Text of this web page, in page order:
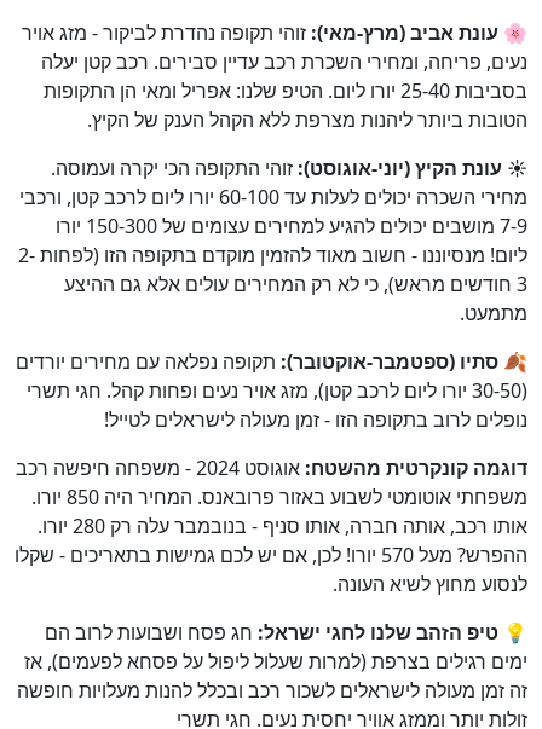
🌸 עונת אביב (מרץ-מאי): זוהי תקופה נהדרת לביקור - מזג אויר
נעים, פריחה, ומחירי השכרת רכב עדיין סבירים. רכב קטן יעלה
בסביבות 25-40 יורו ליום. הטיפ שלנו: אפריל ומאי הן התקופות
הטובות ביותר ליהנות מצרפת ללא הקהל הענק של הקיץ.
☀️ עונת הקיץ (יוני-אוגוסט): זוהי התקופה הכי יקרה ועמוסה.
מחירי השכרה יכולים לעלות עד 60-100 יורו ליום לרכב קטן, ורכבי
7-9 מושבים יכולים להגיע למחירים עצומים של 150-300 יורו
ליום! מנסיוננו - חשוב מאוד להזמין מוקדם בתקופה הזו (לפחות 2-
3 חודשים מראש), כי לא רק המחירים עולים אלא גם ההיצע
מתמעט.
🍂 סתיו (ספטמבר-אוקטובר): תקופה נפלאה עם מחירים יורדים
(30-50 יורו ליום לרכב קטן), מזג אויר נעים ופחות קהל. חגי תשרי
נופלים לרוב בתקופה הזו - זמן מעולה לישראלים לטייל!
דוגמה קונקרטית מהשטח:
אוגוסט 2024 - משפחה חיפשה רכב
משפחתי אוטומטי לשבוע באזור פרובאנס. המחיר היה 850 יורו.
אותו רכב, אותה חברה, אותו סניף - בנובמבר עלה רק 280 יורו.
ההפרש? מעל 570 יורו! לכן, אם יש לכם גמישות בתאריכים - שקלו
לנסוע מחוץ לשיא העונה.
💡 טיפ הזהב שלנו לחגי ישראל: חג פסח ושבועות לרוב הם
ימים רגילים בצרפת (למרות שעלול ליפול על פסחא לפעמים), אז
זה זמן מעולה לישראלים לשכור רכב ובכלל להנות מעלויות חופשה
זולות יותר וממזג אוויר יחסית נעים. חגי תשרי